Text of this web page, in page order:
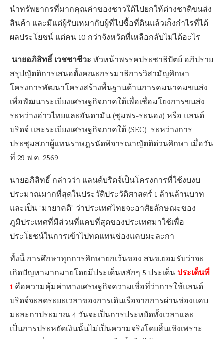
นำทรัพยากรที่มากคุณค่าของชาวใต้ไปยกให้ต่างชาติขนส่ง
สินค้า และมีแต่ผู้รับเหมากับผู้ที่ไปซื้อที่ดินแล้วเก็งกำไรที่ได้
ผลประโยชน์ แต่คน 10 กว่าจังหวัดที่เหลือกลับไม่ได้อะไร
นายอภิสิทธิ์ เวชชาชีวะ หัวหน้าพรรคประชาธิปัตย์ อภิปราย
สรุปญัตติการเสนอตั้งคณะกรรมาธิการวิสามัญศึกษา
โครงการพัฒนาโครงสร้างพื้นฐานด้านการคมนาคมขนส่ง
เพื่อพัฒนาระเบียงเศรษฐกิจภาคใต้เพื่อเชื่อมโยงการขนส่ง
ระหว่างอ่าวไทยและอันดามัน (ชุมพร-ระนอง) หรือ แลนด์
บริดจ์ และระเบียงเศรษฐกิจภาคใต้ (SEC) ระหว่างการ
ประชุมสภาผู้แทนราษฎรนัดพิจารณาญัตติด่วนศึกษา เมื่อวัน
ที่ 29 พ.ค. 2569
นายอภิสิทธิ์ กล่าวว่า แลนด์บริดจ์เป็นโครงการที่ใช้งบงบ
ประมาณมากที่สุดในประวัติประวัติศาสตร์ 1 ล้านล้านบาท
และเป็น “มายาคติ” ว่าประเทศไทยจะอาศัยลักษณะของ
ภูมิประเทศที่มีส่วนที่แคบที่สุดของประเทศมาใช้เพื่อ
ประโยชน์ในการเข้าไปทดแทนช่องแคบมะละกา
ทั้งนี้ การศึกษาทุกการศึกษายกเว้นของ สนข.ยอมรับว่าจะ
เกิดปัญหามากมายโดยมีประเด็นหลักๆ 5 ประเด็นประเด็นที่
1 คือความคุ้มค่าทางเศรษฐกิจความเชื่อที่ว่าการใช้แลนด์
บริดจ์จะลดระยะเวลาของการเดินเรือจากการผ่านช่องแคบ
มะละกาประมาณ 4 วันจะเป็นการประหยัดทั้งเวลาและ
เป็นการประหยัดเงินนั้นไม่เป็นความจริงโดยสิ้นเชิงเพราะ